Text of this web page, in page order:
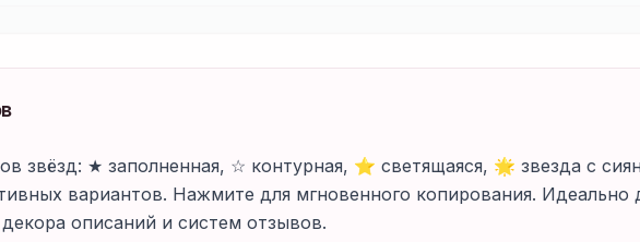
звёзд: ★ заполненная, ☆ контурная, ⭐ светящаяся, 🌟 звезда с
вариантов. Нажмите для мгновенного копирования.
описаний и систем отзывов.